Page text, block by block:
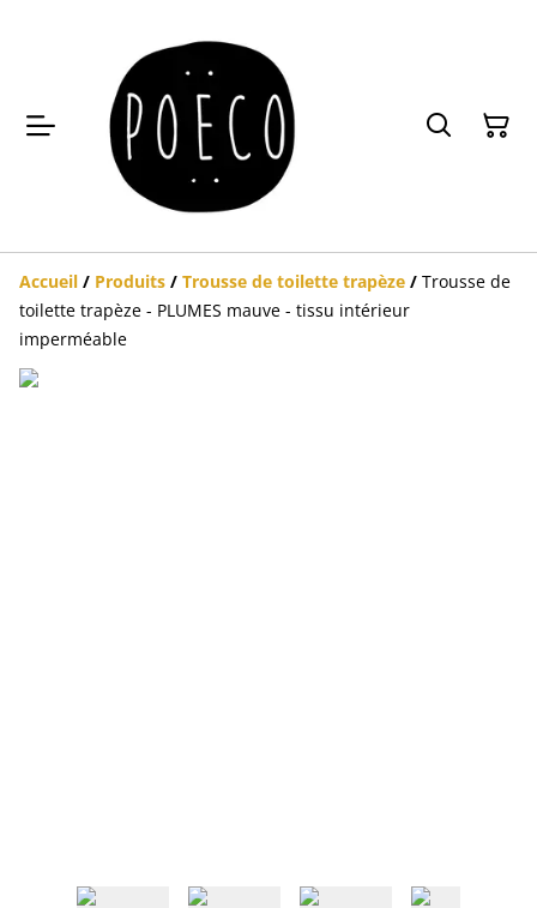
Accueil / Produits / Trousse de toilette trapèze / Trousse de
toilette trapèze - PLUMES mauve - tissu intérieur
imperméable